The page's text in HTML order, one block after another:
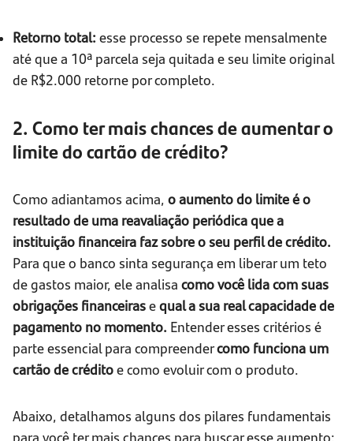
Retorno total: esse processo se repete mensalmente
até que a 10ª parcela seja quitada e seu limite original
de R$2.000 retorne por completo.
2. Como ter mais chances de aumentar o
limite do cartão de crédito?
Como adiantamos acima, o aumento do limite é o
resultado de uma reavaliação periódica que a
instituição financeira faz sobre o seu perfil de crédito.
Para que o banco sinta segurança em liberar um teto
de gastos maior, ele analisa como você lida com suas
obrigações financeirasequal a sua real capacidade de
pagamento no momento. Entender esses critérios é
parte essencial para compreendercomo funciona um
cartão de créditoe como evoluir com o produto.
Abaixo, detalhamos alguns dos pilares fundamentais
para você ter mais chances para buscar esse aumento: